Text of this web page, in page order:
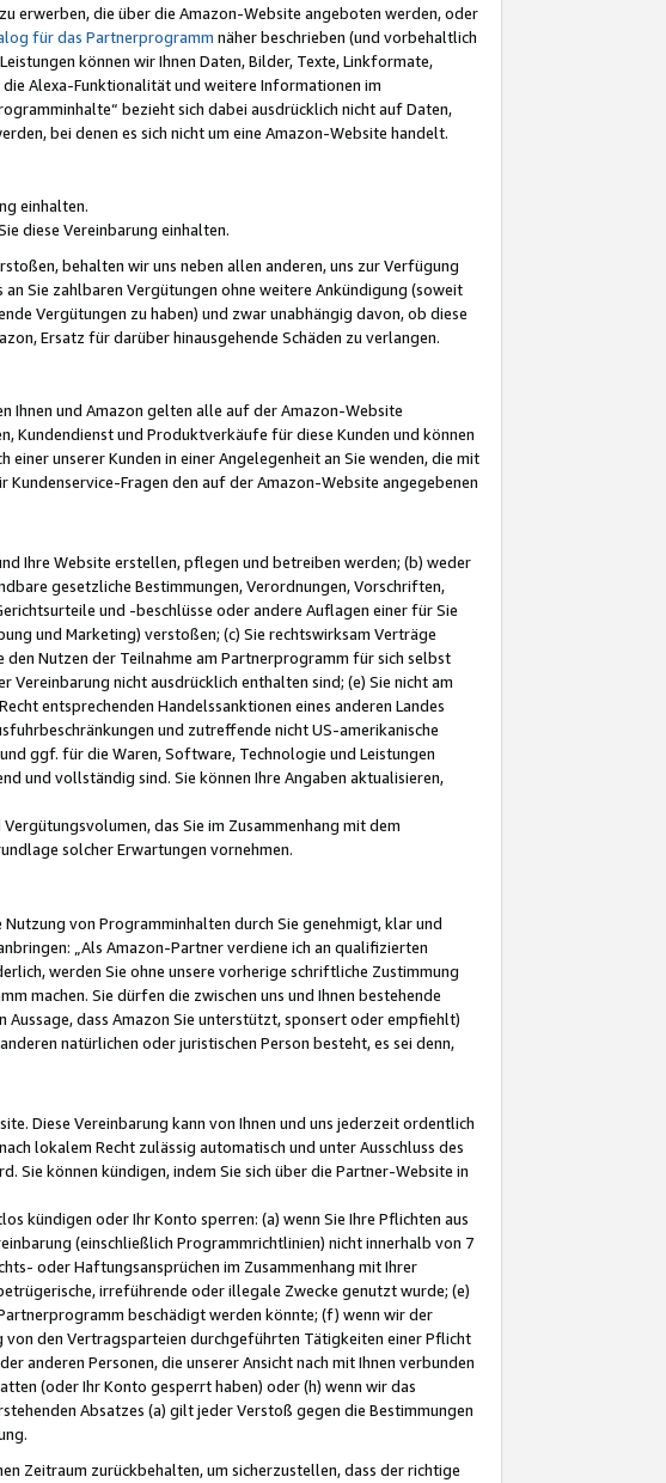
erwerben, die über die Amazon-Website angeboten werden, oder
für das Partnerprogramm näher beschrieben (und vorbehaltlich
können wir Ihnen Daten, Bilder, Texte, Linkformate,
Alexa-Funktionalität und weitere Informationen im
bezieht sich dabei ausdrücklich nicht auf Daten,
bei denen es sich nicht um eine Amazon-Website handelt.
einhalten.
diese Vereinbarung einhalten.
behalten wir uns neben allen anderen, uns zur Verfügung
Sie zahlbaren Vergütungen ohne weitere Ankündigung (soweit
Vergütungen zu haben) und zwar unabhängig davon, ob diese
Ersatz für darüber hinausgehende Schäden zu verlangen.
Ihnen und Amazon gelten alle auf der Amazon-Website
Kundendienst und Produktverkäufe für diese Kunden und können
unserer Kunden in einer Angelegenheit an Sie wenden, die mit
Fragen den auf der Amazon-Website angegebenen
Ihre Website erstellen, pflegen und betreiben werden; (b) weder
gesetzliche Bestimmungen, Verordnungen, Vorschriften,
und -beschlüsse oder andere Auflagen einer für Sie
und Marketing) verstoßen; (c) Sie rechtswirksam Verträge
Nutzen der Teilnahme am Partnerprogramm für sich selbst
Vereinbarung nicht ausdrücklich enthalten sind; (e) Sie nicht am
entsprechenden Handelssanktionen eines anderen Landes
und zutreffende nicht US-amerikanische
ggf. für die Waren, Software, Technologie und Leistungen
und vollständig sind. Sie können Ihre Angaben aktualisieren,
das Sie im Zusammenhang mit dem
solcher Erwartungen vornehmen.
von Programminhalten durch Sie genehmigt, klar und
„Als Amazon-Partner verdiene ich an qualifizierten
werden Sie ohne unsere vorherige schriftliche Zustimmung
machen. Sie dürfen die zwischen uns und Ihnen bestehende
dass Amazon Sie unterstützt, sponsert oder empfiehlt)
natürlichen oder juristischen Person besteht, es sei denn,
Diese Vereinbarung kann von Ihnen und uns jederzeit ordentlich
lokalem Recht zulässig automatisch und unter Ausschluss des
Sie können kündigen, indem Sie sich über die Partner-Website in
kündigen oder Ihr Konto sperren: (a) wenn Sie Ihre Pflichten aus
(einschließlich Programmrichtlinien) nicht innerhalb von 7
oder Haftungsansprüchen im Zusammenhang mit Ihrer
irreführende oder illegale Zwecke genutzt wurde; (e)
beschädigt werden könnte; (f) wenn wir der
von den Vertragsparteien durchgeführten Tätigkeiten einer Pflicht
anderen Personen, die unserer Ansicht nach mit Ihnen verbunden
(oder Ihr Konto gesperrt haben) oder (h) wenn wir das
Absatzes (a) gilt jeder Verstoß gegen die Bestimmungen
Zeitraum zurückbehalten, um sicherzustellen, dass der richtige